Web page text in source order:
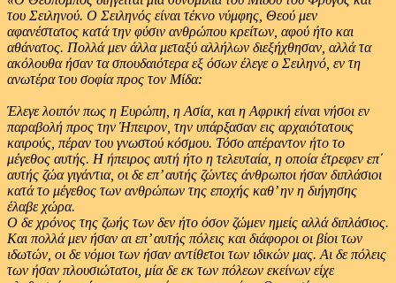
του Σειληνού. Ο Σειληνός είναι τέκνο νύμφης, Θεού μεν
αφανέστατος κατά την φύσιν ανθρώπου κρείτων, αφού ήτο και
αθάνατος. Πολλά μεν άλλα μεταξύ αλλήλων διεξήχθησαν, αλλά τα
ακόλουθα ήσαν τα σπουδαιότερα εξ όσων έλεγε ο Σειληνό, εν τη
ανωτέρα του σοφία προς τον Μίδα:
Έλεγε λοιπόν πως η Ευρώπη, η Ασία, και η Αφρική είναι νήσοι εν
παραβολή προς την Ήπειρον, την υπάρξασαν εις αρχαιότατους
καιρούς, πέραν του γνωστού κόσμου. Τόσο απέραντον ήτο το
μέγεθος αυτής. Η ήπειρος αυτή ήτο η τελευταία, η οποία έτρεφεν επ΄
αυτής ζώα γιγάντια, οι δε επ’ αυτής ζώντες άνθρωποι ήσαν διπλάσιοι
κατά το μέγεθος των ανθρώπων της εποχής καθ’ ην η διήγησης
έλαβε χώρα.
Ο δε χρόνος της ζωής των δεν ήτο όσον ζώμεν ημείς αλλά διπλάσιος.
Και πολλά μεν ήσαν αι επ’ αυτής πόλεις και διάφοροι οι βίοι των
ιδωτών, οι δε νόμοι των ήσαν αντίθετοι των ιδικών μας. Αι δε πόλεις
των ήσαν πλουσιώτατοι, μία δε εκ των πόλεων εκείνων είχε